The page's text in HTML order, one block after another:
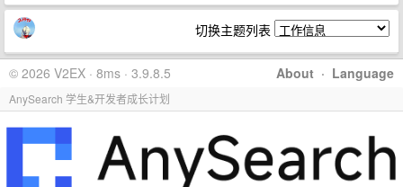
切换主题列表
About · Language
© 2026 V2EX · 8ms · 3.9.8.5
AnySearch 学生&开发者成长计划